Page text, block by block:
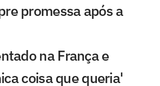
promessa após a
na França e
coisa que queria'